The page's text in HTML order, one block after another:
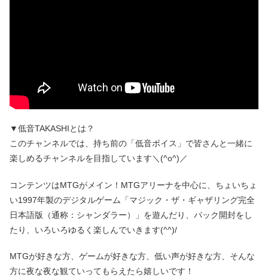
▼低音TAKASHIとは？
このチャンネルでは、持ち前の「低音ボイス」で皆さんと一緒に
楽しめるチャンネルを目指しています＼(^o^)／
コンテンツはMTGがメイン！MTGアリーナを中心に、ちょいちょ
い1997年製のデジタルゲーム「マジック・ザ・ギャザリング完全
日本語版（通称：シャンダラー）」を遊んだり、パック開封をし
たり、いろいろゆるく楽しんでいきます(^^)/
MTGが好きな方、ゲームが好きな方、低い声が好きな方、そんな
方に夜な夜な観ていってもらえたら嬉しいです！